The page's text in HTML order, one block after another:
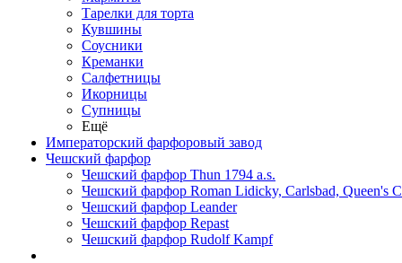
Тарелки для торта
Кувшины
Соусники
Креманки
Салфетницы
Икорницы
Супницы
Ещё
Императорский фарфоровый завод
Чешский фарфор
Чешский фарфор Thun 1794 a.s.
Чешский фарфор Roman Lidicky, Carlsbad, Queen's
Чешский фарфор Leander
Чешский фарфор Repast
Чешский фарфор Rudolf Kampf